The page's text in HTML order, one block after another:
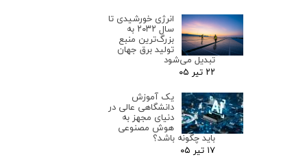
انرژی خورشیدی تا
سال ۲۰۳۲ به
بزرگ‌ترین منبع
تولید برق جهان
تبدیل می‌شود
۲۲ تیر ۰۵
یک آموزش
دانشگاهی عالی در
دنیای مجهز به
هوش مصنوعی
باید چگونه باشد؟
۱۷ تیر ۰۵